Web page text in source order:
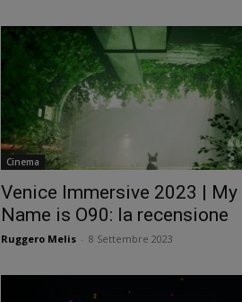
Cinema
Venice Immersive 2023 | My
Name is O90: la recensione
Ruggero Melis 8 Settembre 2023